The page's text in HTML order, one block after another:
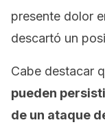
presente dolor
descartó un
Cabe destacar
pueden
de un ataque